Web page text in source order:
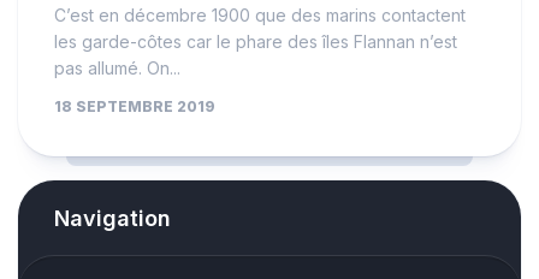
C’est en décembre 1900 que des marins contactent
les garde-côtes car le phare des îles Flannan n’est
pas allumé. On...
18 SEPTEMBRE 2019
Navigation